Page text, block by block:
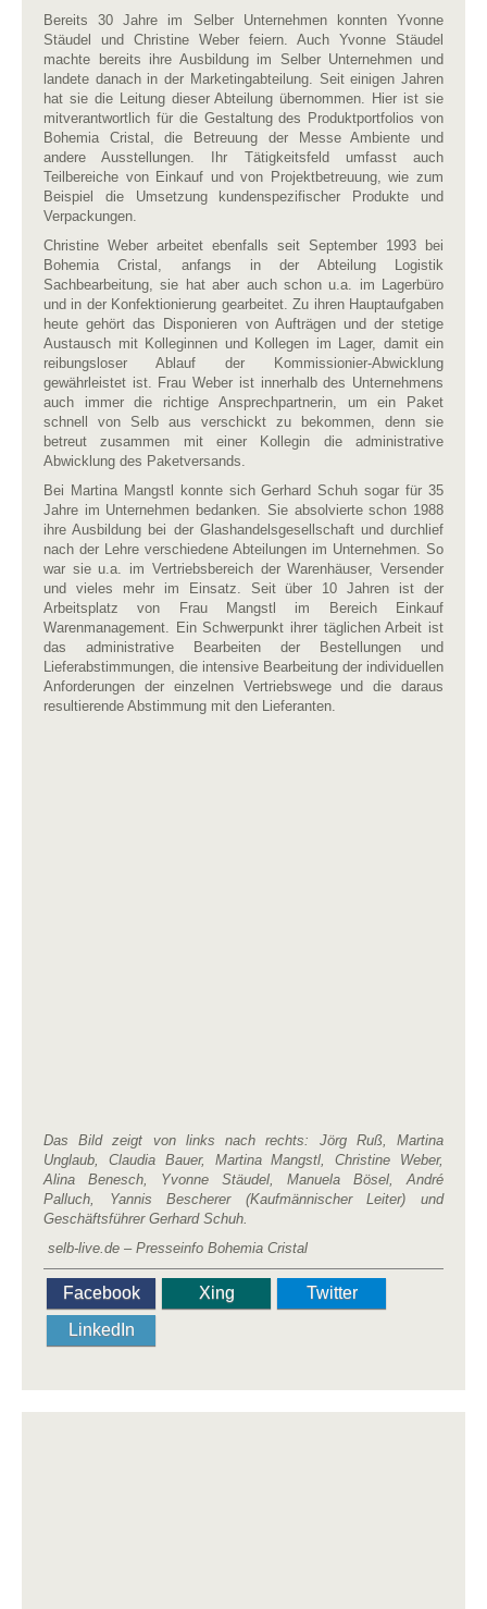
Bereits 30 Jahre im Selber Unternehmen konnten Yvonne
Stäudel und Christine Weber feiern. Auch Yvonne Stäudel
machte bereits ihre Ausbildung im Selber Unternehmen und
landete danach in der Marketingabteilung. Seit einigen Jahren
hat sie die Leitung dieser Abteilung übernommen. Hier ist sie
mitverantwortlich für die Gestaltung des Produktportfolios von
Bohemia Cristal, die Betreuung der Messe Ambiente und
andere Ausstellungen. Ihr Tätigkeitsfeld umfasst auch
Teilbereiche von Einkauf und von Projektbetreuung, wie zum
Beispiel die Umsetzung kundenspezifischer Produkte und
Verpackungen.
Christine Weber arbeitet ebenfalls seit September 1993 bei
Bohemia Cristal, anfangs in der Abteilung Logistik
Sachbearbeitung, sie hat aber auch schon u.a. im Lagerbüro
und in der Konfektionierung gearbeitet. Zu ihren Hauptaufgaben
heute gehört das Disponieren von Aufträgen und der stetige
Austausch mit Kolleginnen und Kollegen im Lager, damit ein
reibungsloser Ablauf der Kommissionier-Abwicklung
gewährleistet ist. Frau Weber ist innerhalb des Unternehmens
auch immer die richtige Ansprechpartnerin, um ein Paket
schnell von Selb aus verschickt zu bekommen, denn sie
betreut zusammen mit einer Kollegin die administrative
Abwicklung des Paketversands.
Bei Martina Mangstl konnte sich Gerhard Schuh sogar für 35
Jahre im Unternehmen bedanken. Sie absolvierte schon 1988
ihre Ausbildung bei der Glashandelsgesellschaft und durchlief
nach der Lehre verschiedene Abteilungen im Unternehmen. So
war sie u.a. im Vertriebsbereich der Warenhäuser, Versender
und vieles mehr im Einsatz. Seit über 10 Jahren ist der
Arbeitsplatz von Frau Mangstl im Bereich Einkauf
Warenmanagement. Ein Schwerpunkt ihrer täglichen Arbeit ist
das administrative Bearbeiten der Bestellungen und
Lieferabstimmungen, die intensive Bearbeitung der individuellen
Anforderungen der einzelnen Vertriebswege und die daraus
resultierende Abstimmung mit den Lieferanten.
Das Bild zeigt von links nach rechts: Jörg Ruß, Martina
Unglaub, Claudia Bauer, Martina Mangstl, Christine Weber,
Alina Benesch, Yvonne Stäudel, Manuela Bösel, André
Palluch, Yannis Bescherer (Kaufmännischer Leiter) und
Geschäftsführer Gerhard Schuh.
selb-live.de – Presseinfo Bohemia Cristal
Facebook Xing
Twitter
LinkedIn